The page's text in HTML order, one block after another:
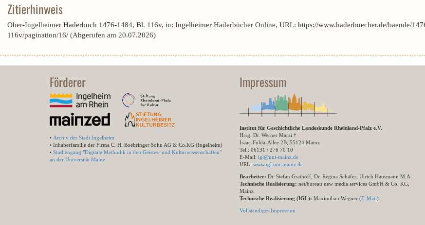
Zitierhinweis
Ober-Ingelheimer Haderbuch 1476-1484, Bl. 116v, in: Ingelheimer Haderbücher Online, URL: https://www.haderbuecher.de/baende/
116v/pagination/16/ (Abgerufen am 20.07.2026)
Förderer
• Archiv der Stadt Ingelheim
• Inhaberfamilie der Firma C. H. Boehringer Sohn AG & Co.KG (Ingelheim)
• Studiengang "Digitale Methodik in den Geistes- und Kulturwissenschaften"
an der Universität Mainz
Impressum
Institut für Geschichtliche Landeskunde Rheinland-Pfalz e.V.
Hrsg. Dr. Werner Marzi †
Isaac-Fulda-Allee 2B, 55124 Mainz
Tel.: 06131 / 276 70 10
E-Mail: igl@uni-mainz.de
URL: www.igl.uni-mainz.de
Bearbeiter: Dr. Stefan Grathoff, Dr. Regina Schäfer, Ulrich Hausmann M.A.
Technische Realisierung: net/bureau new media services GmbH & Co. KG,
Mainz
Technische Realisierung (IGL): Maximilian Wegner (E-Mail)
Vollständiges Impressum